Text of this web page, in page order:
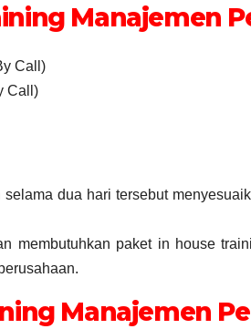
Manajemen
Call)
Call)
selama dua hari tersebut
membutuhkan paket in house
Manajemen